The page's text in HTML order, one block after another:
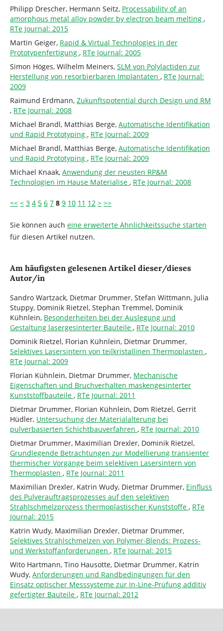
Philipp Drescher, Hermann Seitz, Processability of an
amorphous metal alloy powder by electron beam melting ,
RTe Journal: 2015
Martin Geiger, Rapid & Virtual Technologies in der
Prototypenfertigung , RTe Journal: 2005
Simon Höges, Wilhelm Meiners, SLM von Polylactiden zur
Herstellung von resorbierbaren Implantaten , RTe Journal:
2009
Raimund Erdmann, Zukunftspotential durch Design und RM
, RTe Journal: 2008
Michael Brandl, Matthias Berge, Automatische Identifikation
und Rapid Prototyping , RTe Journal: 2009
Michael Brandl, Matthias Berge, Automatische Identifikation
und Rapid Prototyping , RTe Journal: 2009
Michael Knaak, Anwendung der neusten RP&M
Technologien im Hause Materialise , RTe Journal: 2008
<< < 3 4 5 6 7 8 9 10 11 12 > >>
Sie können auch eine erweiterte Ähnlichkeitssuche starten
für diesen Artikel nutzen.
Am häufigsten gelesenen Artikel dieser/dieses
Autor/in
Sandro Wartzack, Dietmar Drummer, Stefan Wittmann, Julia
Stuppy, Dominik Rietzel, Stephan Tremmel, Dominik
Kühnlein, Besonderheiten bei der Auslegung und
Gestaltung lasergesinterter Bauteile , RTe Journal: 2010
Dominik Rietzel, Florian Kühnlein, Dietmar Drummer,
Selektives Lasersintern von teilkristallinen Thermoplasten ,
RTe Journal: 2009
Florian Kühnlein, Dietmar Drummer, Mechanische
Eigenschaften und Bruchverhalten maskengesinterter
Kunststoffbauteile , RTe Journal: 2011
Dietmar Drummer, Florian Kühnlein, Dom Rietzel, Gerrit
Hüdler, Untersuchung der Materialalterung bei
pulverbasierten Schichtbauverfahren , RTe Journal: 2010
Dietmar Drummer, Maximilian Drexler, Dominik Rietzel,
Grundlegende Betrachtungen zur Modellierung transienter
thermischer Vorgänge beim selektiven Lasersintern von
Thermoplasten , RTe Journal: 2011
Maximilian Drexler, Katrin Wudy, Dietmar Drummer, Einfluss
des Pulverauftragsprozesses auf den selektiven
Strahlschmelzprozess thermoplastischer Kunststoffe , RTe
Journal: 2015
Katrin Wudy, Maximilian Drexler, Dietmar Drummer,
Selektives Strahlschmelzen von Polymer-Blends: Prozess-
und Werkstoffanforderungen , RTe Journal: 2015
Wito Hartmann, Tino Hausotte, Dietmar Drummer, Katrin
Wudy, Anforderungen und Randbedingungen für den
Einsatz optischer Messsysteme zur In-Line-Prüfung additiv
gefertigter Bauteile , RTe Journal: 2012